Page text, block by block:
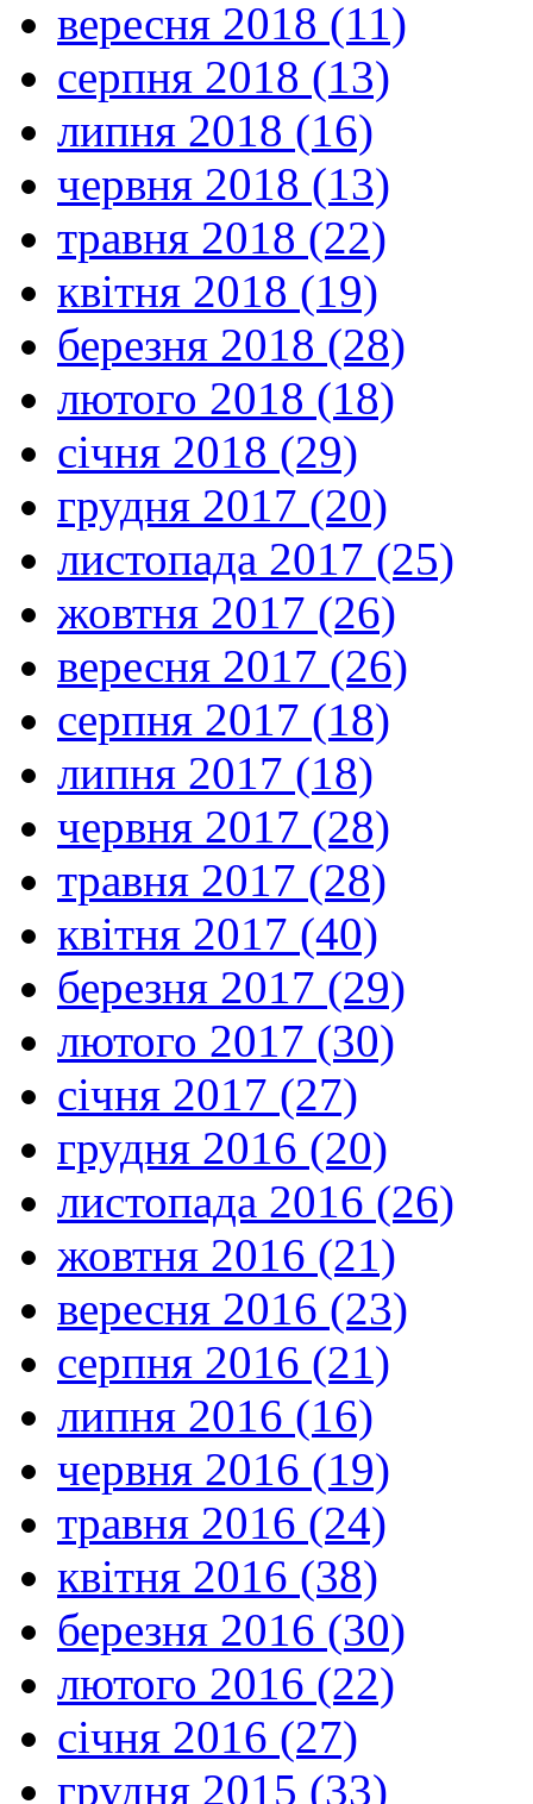
вересня 2018 (11)
серпня 2018 (13)
липня 2018 (16)
червня 2018 (13)
травня 2018 (22)
квітня 2018 (19)
березня 2018 (28)
лютого 2018 (18)
січня 2018 (29)
грудня 2017 (20)
листопада 2017 (25)
жовтня 2017 (26)
вересня 2017 (26)
серпня 2017 (18)
липня 2017 (18)
червня 2017 (28)
травня 2017 (28)
квітня 2017 (40)
березня 2017 (29)
лютого 2017 (30)
січня 2017 (27)
грудня 2016 (20)
листопада 2016 (26)
жовтня 2016 (21)
вересня 2016 (23)
серпня 2016 (21)
липня 2016 (16)
червня 2016 (19)
травня 2016 (24)
квітня 2016 (38)
березня 2016 (30)
лютого 2016 (22)
січня 2016 (27)
грудня 2015 (33)